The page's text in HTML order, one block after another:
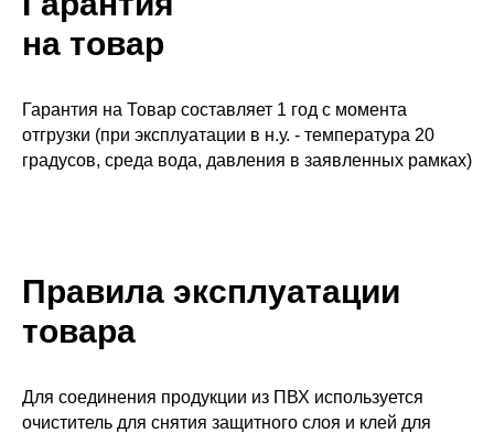
на товар
Гарантия на Товар составляет 1 год с момента
отгрузки (при эксплуатации в н.у. - температура 20
градусов, среда вода, давления в заявленных рамках)
Правила эксплуатации
товара
Для соединения продукции из ПВХ используется
очиститель для снятия защитного слоя и клей для